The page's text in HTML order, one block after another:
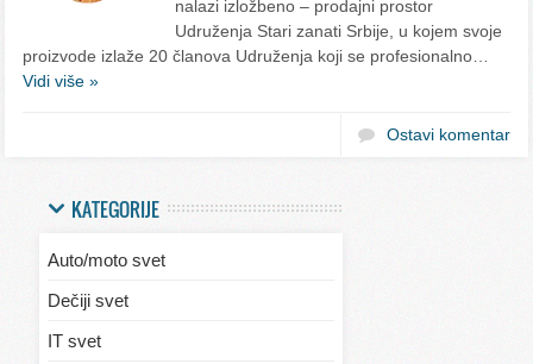
nalazi izložbeno – prodajni prostor
Udruženja Stari zanati Srbije, u kojem svoje
proizvode izlaže 20 članova Udruženja koji se profesionalno…
Vidi više »
Ostavi komentar
KATEGORIJE
Auto/moto svet
Dečiji svet
IT svet